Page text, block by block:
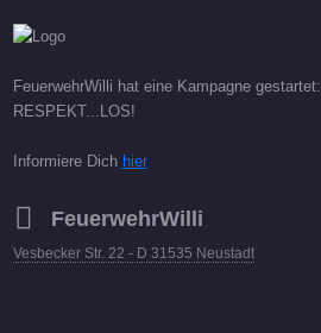
FeuerwehrWilli hat eine Kampagne gestartet:
RESPEKT...LOS!
Informiere Dich hier
FeuerwehrWilli
Vesbecker Str. 22 - D 31535 Neustadt